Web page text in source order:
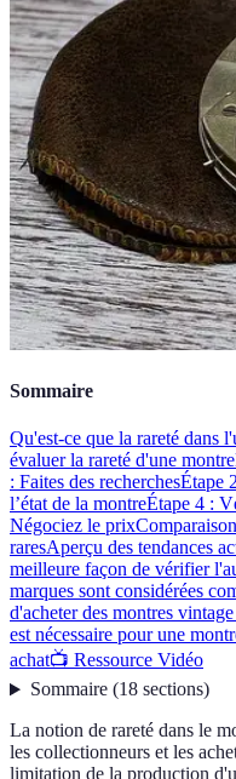
Sommaire
Qu'est-ce que la rareté dans
évaluer la rareté d'une montre
: Faites des recherchesÉtape
l’état de la montreÉtape 4 :
Négociez le prix
raresAperçu des tendances
meilleure façon de vérifier
marques sont considérées
d'acheter des montres
est nécessaire pour une
achat📺 Ressource Vidéo
Sommaire(18 sections)
La notion de rareté dans le
les collectionneurs et les
limitation de la production